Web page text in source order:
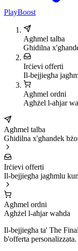
PlayBoost
Agħmel talba
Għidilna
Irċievi offerti
Il-bejjiegħa
Agħmel ordni
Agħżel l-aħjar
Agħmel talba
Għidilna x'għandek
Irċievi offerti
Il-bejjiegħa jagħmlu
Agħmel ordni
Agħżel l-aħjar waħda
Il-bejjiegħa ta' The
b'offerta personalizzata.